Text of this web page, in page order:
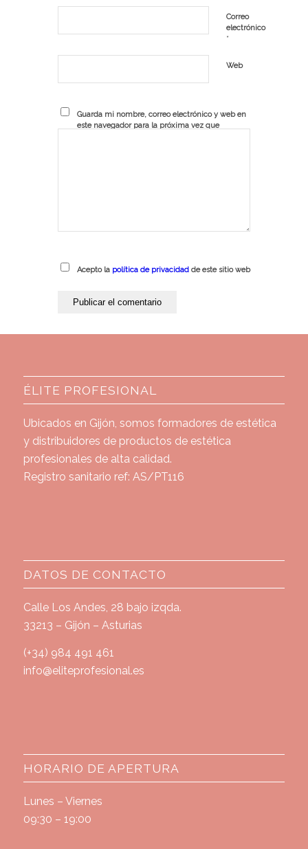
Correo
electrónico
*
Web
Guarda mi nombre, correo electrónico y web en
este navegador para la próxima vez que
Acepto la política de privacidadde este sitio web
ÉLITE PROFESIONAL
Ubicados en Gijón, somos formadores de estética
y distribuidores de productos de estética
profesionales de alta calidad.
Registro sanitario ref: AS/PT116
DATOS DE CONTACTO
Calle Los Andes, 28 bajo izqda.
33213 – Gijón – Asturias
(+34) 984 491 461
info@eliteprofesional.es
HORARIO DE APERTURA
Lunes – Viernes
09:30 – 19:00